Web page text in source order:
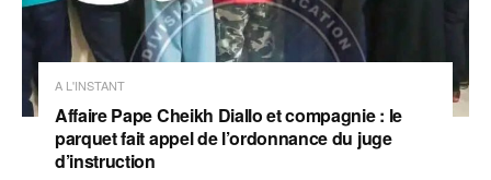
A L'INSTANT
Affaire Pape Cheikh Diallo et compagnie : le
parquet fait appel de l’ordonnance du juge
d’instruction